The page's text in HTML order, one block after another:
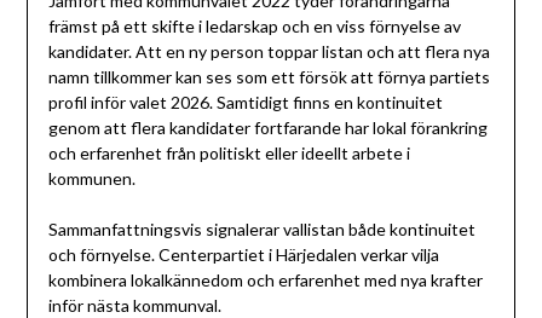
främst på ett skifte i ledarskap och en viss förnyelse av
kandidater. Att en ny person toppar listan och att flera nya
namn tillkommer kan ses som ett försök att förnya partiets
profil inför valet 2026. Samtidigt finns en kontinuitet
genom att flera kandidater fortfarande har lokal förankring
och erfarenhet från politiskt eller ideellt arbete i
kommunen.
Sammanfattningsvis signalerar vallistan både kontinuitet
och förnyelse. Centerpartiet i Härjedalen verkar vilja
kombinera lokalkännedom och erfarenhet med nya krafter
inför nästa kommunval.